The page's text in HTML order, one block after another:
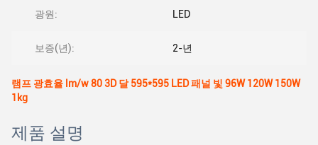
광원: LED
보증(년): 2-년
램프 광효율 lm/w 80 3D 달 595*595 LED 패널 빛 96W 120W 150W
1kg
제품 설명